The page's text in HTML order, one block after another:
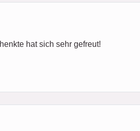
hat sich sehr gefreut!